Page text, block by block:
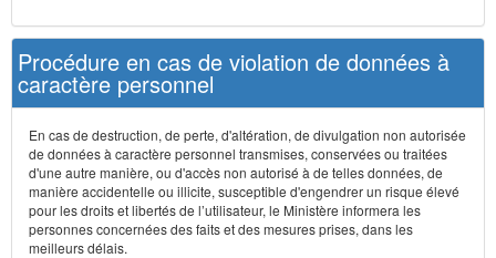
Procédure en cas de violation de données à
caractère personnel
En cas de destruction, de perte, d'altération, de divulgation non autorisée
de données à caractère personnel transmises, conservées ou traitées
d'une autre manière, ou d'accès non autorisé à de telles données, de
manière accidentelle ou illicite, susceptible d'engendrer un risque élevé
pour les droits et libertés de l’utilisateur, le Ministère informera les
personnes concernées des faits et des mesures prises, dans les
meilleurs délais.